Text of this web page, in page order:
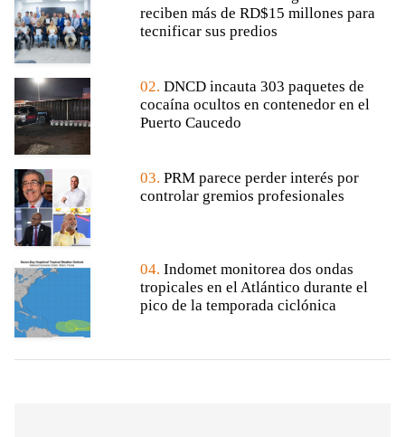
reciben más de RD$15 millones para
tecnificar sus predios
02. DNCD incauta 303 paquetes de
cocaína ocultos en contenedor en el
Puerto Caucedo
03. PRM parece perder interés por
controlar gremios profesionales
04. Indomet monitorea dos ondas
tropicales en el Atlántico durante el
pico de la temporada ciclónica